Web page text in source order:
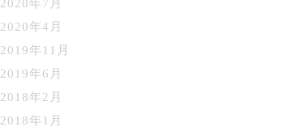
2020年7月
2020年4月
2019年11月
2019年6月
2018年2月
2018年1月